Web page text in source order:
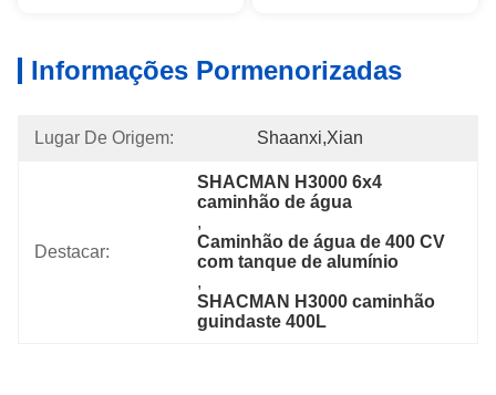
Informações Pormenorizadas
Lugar De Origem: Shaanxi,Xian
Destacar:
SHACMAN H3000 6x4
caminhão de água
,
Caminhão de água de 400 CV
com tanque de alumínio
,
SHACMAN H3000 caminhão
guindaste 400L